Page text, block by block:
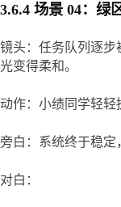
3.6.4 场景 04：绿
镜头：任务队列逐步
光变得柔和。
动作：小绩同学轻轻
旁白：系统终于稳定
对白：